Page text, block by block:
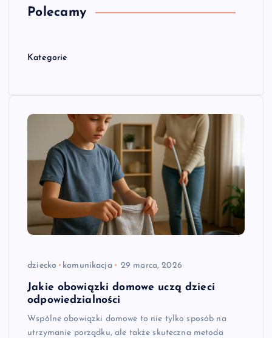
Polecamy
Kategorie
dziecko komunikacja 29 marca, 2026
Jakie obowiązki domowe uczą dzieci
odpowiedzialności
Wspólne obowiązki domowe to nie tylko sposób na
utrzymanie porządku, ale także skuteczna metoda